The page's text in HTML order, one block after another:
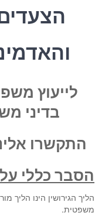
לייעוץ
בדיני
התקשרו
הסבר כללי
הליך הגירושין הינו הליך
משפטית.